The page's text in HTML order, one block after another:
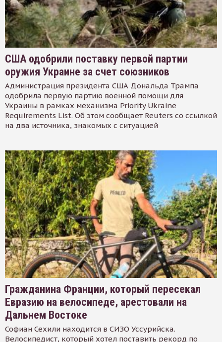
США одобрили поставку первой партии
оружия Украине за счет союзников
Администрация президента США Дональда Трампа
одобрила первую партию военной помощи для
Украины в рамках механизма Priority Ukraine
Requirements List. Об этом сообщает Reuters со ссылкой
на два источника, знакомых с ситуацией
Гражданина Франции, который пересекал
Евразию на велосипеде, арестовали на
Дальнем Востоке
Софиан Сехили находится в СИЗО Уссурийска.
Велосипедист, который хотел поставить рекорд по